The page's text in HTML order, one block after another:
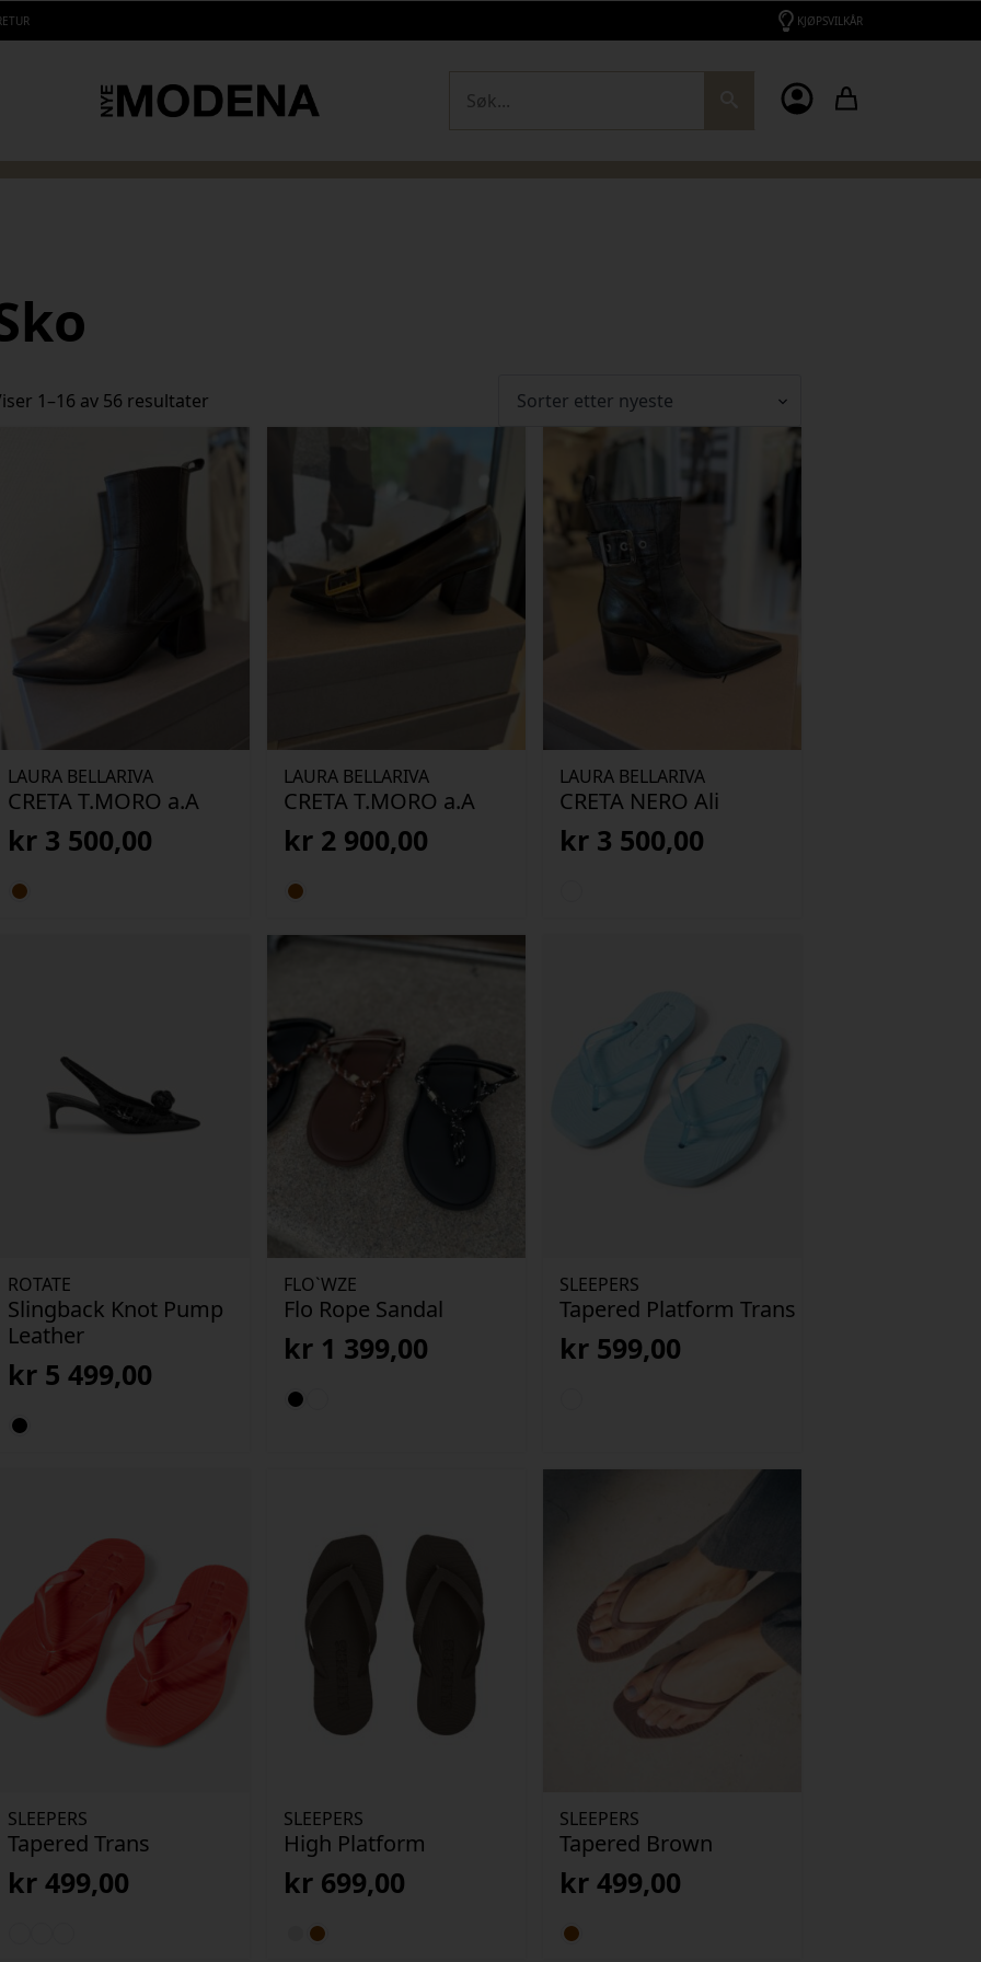
KJØPSVILKÅR
1–16 av 56 resultater
etter
siste
LAURA BELLARIVA
CRETA T.MORO a.A
kr 3 500,00
LAURA BELLARIVA
CRETA T.MORO a.A
kr 2 900,00
LAURA BELLARIVA
CRETA NERO Ali
kr 3 500,00
ROTATE
Slingback Knot Pump
Leather
kr 5 499,00
FLO`WZE
Flo Rope Sandal
kr 1 399,00
SLEEPERS
Tapered Platform Trans
kr 599,00
SLEEPERS
Tapered Trans
kr 499,00
SLEEPERS
High Platform
kr 699,00
SLEEPERS
Tapered Brown
kr 499,00